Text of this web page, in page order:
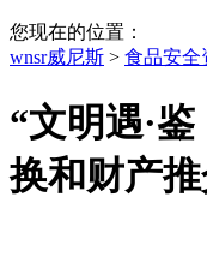
您现在的位置：
wnsr威尼斯 > 食品安全
“文明遇·
换和财产